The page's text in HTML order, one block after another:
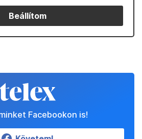
Beállítom
Facebookon is!